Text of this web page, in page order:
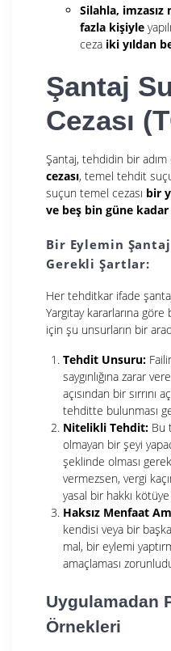
Silahla,
fazla kişiyle
ceza iki yıldan
Şantaj
Cezası
Şantaj, tehdidin bir
cezası, temel tehdit
suçun temel cezası bir
ve beş bin güne kadar
Bir Eylemin Şantaj
Gerekli Şartlar:
Her tehditkar ifade
Yargıtay kararlarına
için şu unsurların bir
Tehdit Unsuru:
saygınlığına zarar
açısından bir sırrını
tehditte bulunması
Nitelikli Tehdit: Bu
olmayan bir şeyi
şeklinde olması
vermezsen, vergi
yasal bir hakkı
Haksız Menfaat
kendisi veya bir
mal, bir eylemi
amaçlaması
Uygulamadan
Örnekleri